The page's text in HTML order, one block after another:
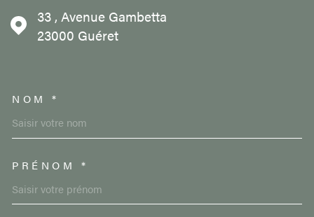
33 , Avenue Gambetta
23000
Guéret
NOM *
PRÉNOM *